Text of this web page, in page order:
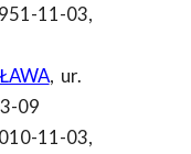
11-03,
, ur.
09
11-03,